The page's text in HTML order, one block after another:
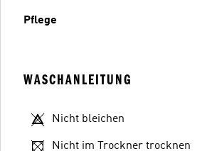
Pflege
WASCHANLEITUNG
Nicht bleichen
Nicht im Trockner trocknen